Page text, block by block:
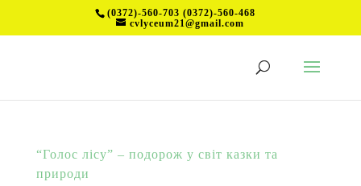
(0372)-560-703 (0372)-560-468
cvlyceum21@gmail.com
“Голос лісу” – подорож у світ казки та
природи